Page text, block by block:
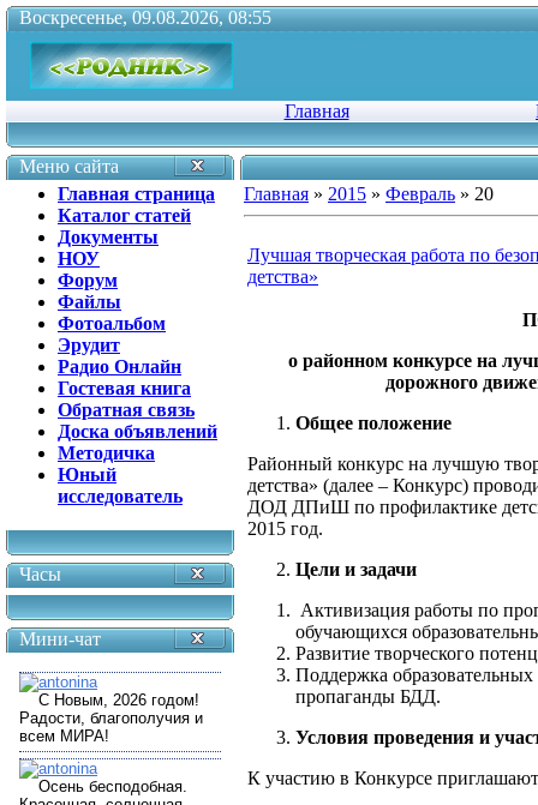
Воскресенье, 09.08.2026, 08:55
Главная
Меню сайта
Главная страница
Каталог статей
Документы
НОУ
Форум
Файлы
Фотоальбом
Эрудит
Радио Онлайн
Гостевая книга
Обратная связь
Доска объявлений
Методичка
Юный
исследователь
Часы
Мини-чат
Главная » 2015 » Февраль » 20
Лучшая творческая работа по
детства»
о районном конкурсе на
дорожного
Общее положение
Районный конкурс на лучшую
детства» (далее – Конкурс)
ДОД ДПиШ по профилактике
2015 год.
Цели и задачи
Активизация работы по
обучающихся
Развитие творческого
Поддержка
пропаганды БДД.
Условия проведения и
К участию в Конкурсе